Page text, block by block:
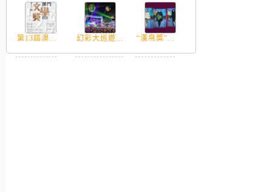
第13屆澳... 幻彩大巡遊... “漢帛獎”...